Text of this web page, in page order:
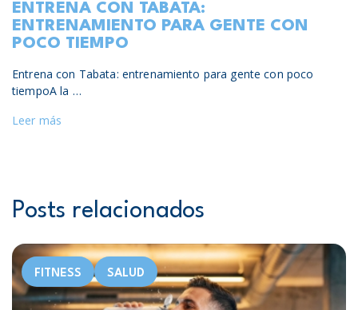
ENTRENA CON TABATA:
ENTRENAMIENTO PARA GENTE CON
POCO TIEMPO
Entrena con Tabata: entrenamiento para gente con poco
tiempoA la …
Leer más
Posts relacionados
FITNESS SALUD